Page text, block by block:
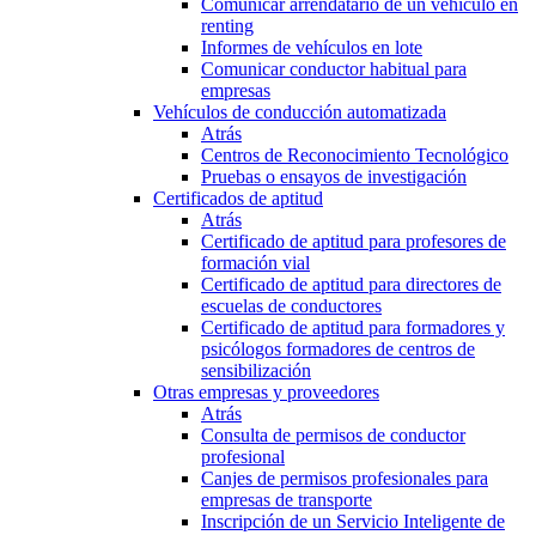
Comunicar arrendatario de un vehículo en
renting
Informes de vehículos en lote
Comunicar conductor habitual para
empresas
Vehículos de conducción automatizada
Atrás
Centros de Reconocimiento Tecnológico
Pruebas o ensayos de investigación
Certificados de aptitud
Atrás
Certificado de aptitud para profesores de
formación vial
Certificado de aptitud para directores de
escuelas de conductores
Certificado de aptitud para formadores y
psicólogos formadores de centros de
sensibilización
Otras empresas y proveedores
Atrás
Consulta de permisos de conductor
profesional
Canjes de permisos profesionales para
empresas de transporte
Inscripción de un Servicio Inteligente de